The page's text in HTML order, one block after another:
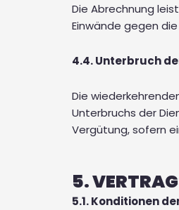
Die Abrechnung
Einwände gegen
4.4. Unterbruch
Die
Unterbruchs der
Vergütung, sofern
5.
5.1. Konditionen